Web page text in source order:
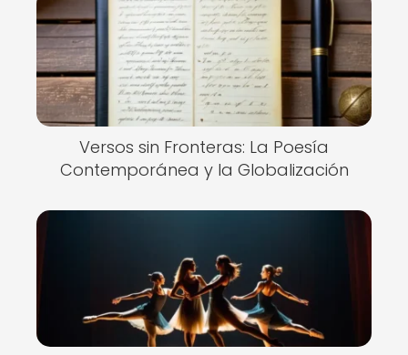
Versos sin Fronteras: La Poesía
Contemporánea y la Globalización